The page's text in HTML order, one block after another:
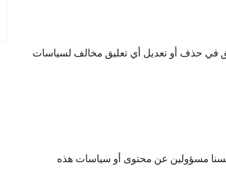
في حذف أو تعديل أي تعليق مخالف لسياسات
لسنا مسؤولين عن محتوى أو سياسات هذه